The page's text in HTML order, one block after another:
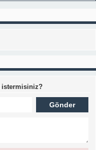
istermisiniz?